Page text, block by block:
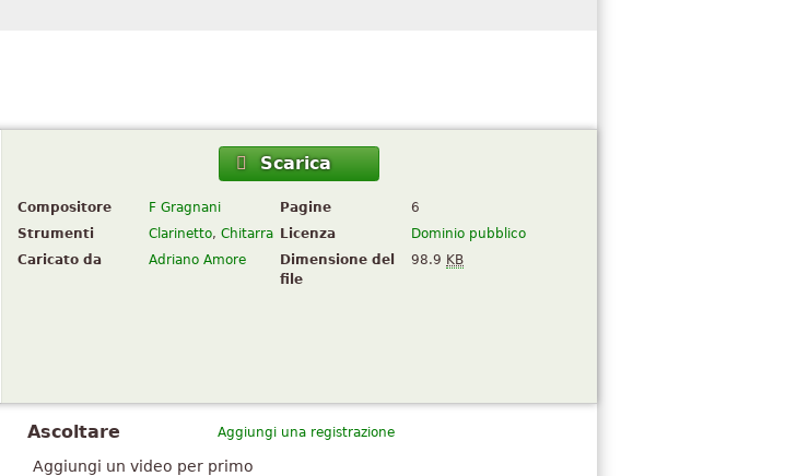
Scarica
Compositore F Gragnani Pagine
6
Strumenti
Clarinetto, Chitarra Licenza
Dominio pubblico
Caricato da
Adriano Amore
Dimensione del
file
98.9 KB
Aggiungi una registrazione
Ascoltare
Aggiungi un video per primo